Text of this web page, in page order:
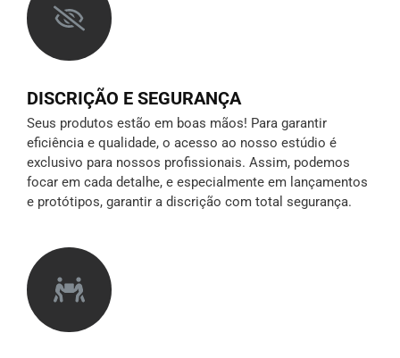
DISCRIÇÃO E SEGURANÇA
Seus produtos estão em boas mãos! Para garantir
eficiência e qualidade, o acesso ao nosso estúdio é
exclusivo para nossos profissionais. Assim, podemos
focar em cada detalhe, e especialmente em lançamentos
e protótipos, garantir a discrição com total segurança.